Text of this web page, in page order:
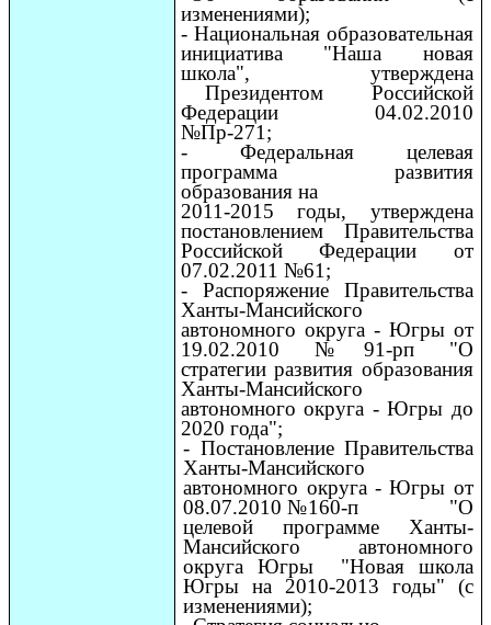
изменениями);
- Национальная образовательная
инициатива "Наша новая
школа", утверждена
Президентом Российской
Федерации 04.02.2010
№Пр-271;
- Федеральная целевая
программа развития
образования на
2011-2015 годы, утверждена
постановлением Правительства
Российской Федерации от
07.02.2011 №61;
- Распоряжение Правительства
Ханты-Мансийского
автономного округа - Югры от
19.02.2010 №91-рп "О
стратегии развития образования
Ханты-Мансийского
автономного округа - Югры до
2020 года";
- Постановление Правительства
Ханты-Мансийского
автономного округа - Югры от
08.07.2010 №160-п "О
целевой программе Ханты-
Мансийского автономного
округа Югры "Новая школа
Югры на 2010-2013 годы" (с
изменениями);